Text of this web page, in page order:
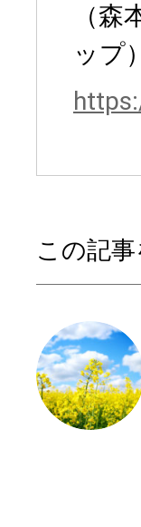
（
ップ）
この記